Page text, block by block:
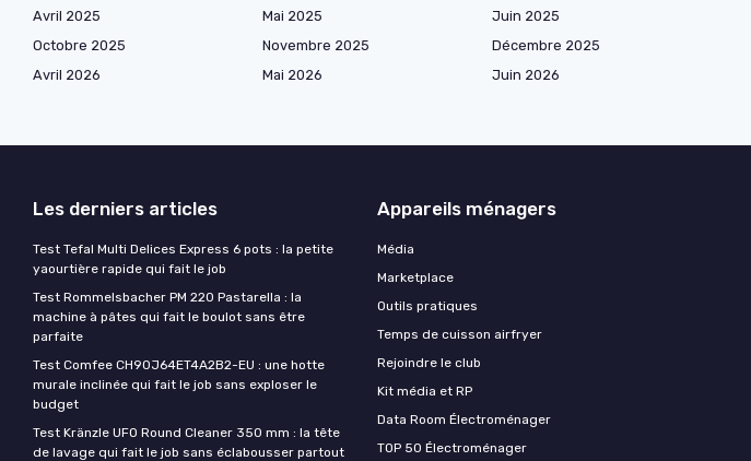
Avril 2025 Mai 2025
Juin 2025
Octobre 2025 Novembre 2025
Décembre 2025
Avril 2026 Mai 2026
Juin 2026
Les derniers articles
Test Tefal Multi Delices Express 6 pots : la petite
yaourtière rapide qui fait le job
Test Rommelsbacher PM 220 Pastarella : la
machine à pâtes qui fait le boulot sans être
parfaite
Test Comfee CH90J64ET4A2B2-EU : une hotte
murale inclinée qui fait le job sans exploser le
budget
Test Kränzle UFO Round Cleaner 350 mm : la tête
de lavage qui fait le job sans éclabousser partout
Appareils ménagers
Média
Marketplace
Outils pratiques
Temps de cuisson airfryer
Rejoindre le club
Kit média et RP
Data Room Électroménager
TOP 50 Électroménager